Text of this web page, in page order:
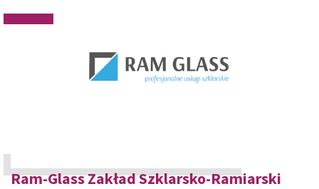
Ram-Glass Zakład Szklarsko-Ramiarski